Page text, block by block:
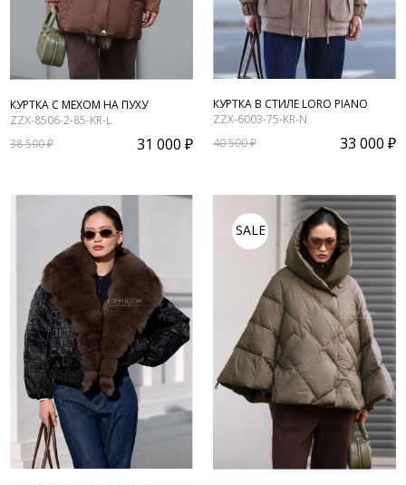
КУРТКА С МЕХОМ НА ПУХУ
ZZX-8506-2-85-KR-L
38 500 ₽
31 000 ₽
КУРТКА В СТИЛЕ LORO PIANO
ZZX-6003-75-KR-N
40 500 ₽
33 000 ₽
SALE